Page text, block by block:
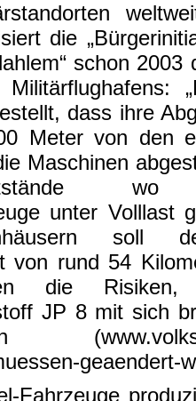
die
schon 2003
dass ihre
Meter von den
Maschinen
Teststände
unter Volllast
soll
von rund 54
die
JP 8 mit sich
geaendert-
Fahrzeuge